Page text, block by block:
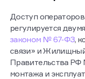
Доступ
регулируется
законом № 67-ФЗ,
связи» и
Правительства РФ